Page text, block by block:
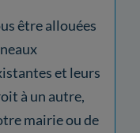
être allouées
et leurs
à un autre,
mairie ou de